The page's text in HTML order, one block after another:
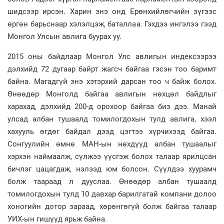
шидсээр ирсэн. Харин энэ онд Ерөнхийлөгчийн зүгээс
өргөн барьснаар хэлэлцэж, баталлаа. Гэхдээ ингэлээ гээд
Монгол Улсын авлига буурах уу.
2015 оны байдлаар Монгол Улс авлигын индексээрээ
дэлхийд 72 дугаар байрт жагсч байгаа гэсэн тоо баримт
байна. Магадгүй энэ хэтэрхий дарсан тоо ч байж болох.
Өнөөдөр Монголд байгаа авлигын нөхцөл байдлыг
харахад, дэлхийд 200-д орохоор байгаа биз дээ. Манай
улсад албан тушаалд томилогдохын тулд авлига, хээл
хахууль өгдөг байдал дээд цэгтээ хүрчихээд байгаа.
Сонгуулийн өмнө МАН-ын нөхдүүд албан тушаалыг
хэрхэн наймаалж, сүлжээ үүсгэж болох талаар ярилцсан
бичлэг цацагдаж, нэлээд юм болсон. Сүүлдээ хуурамч
болж таараад л дууслаа. Өнөөдөр албан тушаалд
томилогдохын тулд 10 давхар барилгатай компани долоо
хоногийн дотор зараад, хөрөнгөгүй болж байгаа талаар
УИХ-ын гишүүд ярьж байна.